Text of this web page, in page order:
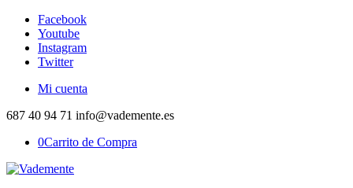
Facebook
Youtube
Instagram
Twitter
Mi cuenta
687 40 94 71 info@vademente.es
0Carrito de Compra